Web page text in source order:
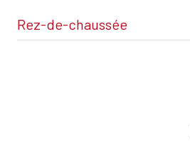
Rez-de-chaussée